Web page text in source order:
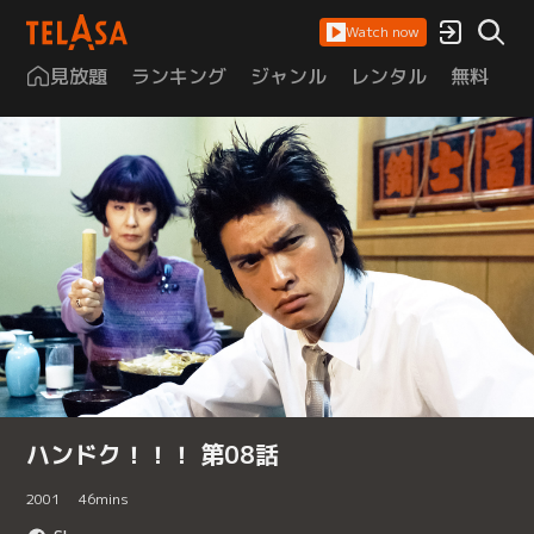
Watch now
見放題 ランキング ジャンル レンタル 無料
ハンドク！！！ 第08話
2001 46mins